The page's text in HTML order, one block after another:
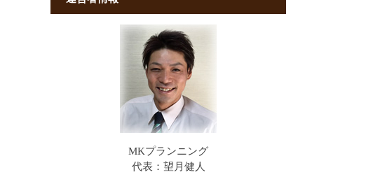
MKプランニング
代表：望月健人